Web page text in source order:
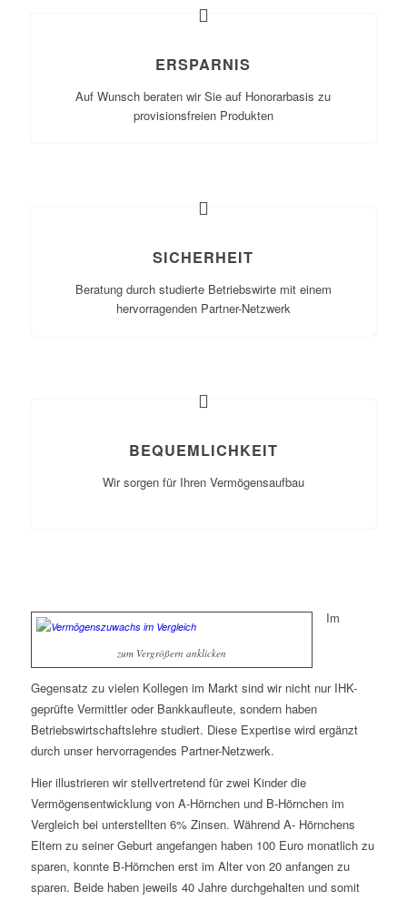
ERSPARNIS
Auf Wunsch beraten wir Sie auf Honorarbasis zu
provisionsfreien Produkten
SICHERHEIT
Beratung durch studierte Betriebswirte mit einem
hervorragenden Partner-Netzwerk
BEQUEMLICHKEIT
Wir sorgen für Ihren Vermögensaufbau
zum Vergrößern anklicken
Im
Gegensatz zu vielen Kollegen im Markt sind wir nicht nur IHK-
geprüfte Vermittler oder Bankkaufleute, sondern haben
Betriebswirtschaftslehre studiert. Diese Expertise wird ergänzt
durch unser hervorragendes Partner-Netzwerk.
Hier illustrieren wir stellvertretend für zwei Kinder die
Vermögensentwicklung von A-Hörnchen und B-Hörnchen im
Vergleich bei unterstellten 6% Zinsen. Während A- Hörnchens
Eltern zu seiner Geburt angefangen haben 100 Euro monatlich zu
sparen, konnte B-Hörnchen erst im Alter von 20 anfangen zu
sparen. Beide haben jeweils 40 Jahre durchgehalten und somit